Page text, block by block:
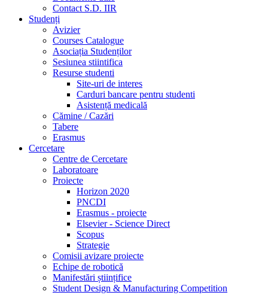
Contact S.D. IIR
Studenți
Avizier
Courses Catalogue
Asociația Studenților
Sesiunea stiintifica
Resurse studenti
Site-uri de interes
Carduri bancare pentru studenti
Asistență medicală
Cămine / Cazări
Tabere
Erasmus
Cercetare
Centre de Cercetare
Laboratoare
Proiecte
Horizon 2020
PNCDI
Erasmus - proiecte
Elsevier - Science Direct
Scopus
Strategie
Comisii avizare proiecte
Echipe de robotică
Manifestări științifice
Student Design & Manufacturing Competition